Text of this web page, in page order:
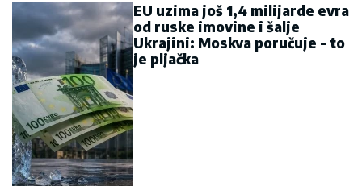
EU uzima još 1,4 milijarde evra
od ruske imovine i šalje
Ukrajini: Moskva poručuje - to
je pljačka